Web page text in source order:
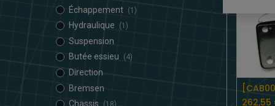
Échappement (1)
Hydraulique (1)
Suspension
Butée essieu
(4)
Direction
Bremsen
Chassis
262,55